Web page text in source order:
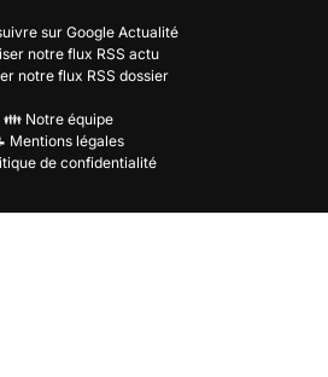
sur Google Actualité
notre flux RSS actu
notre flux RSS dossier
👪 Notre équipe
Mentions légales
de confidentialité